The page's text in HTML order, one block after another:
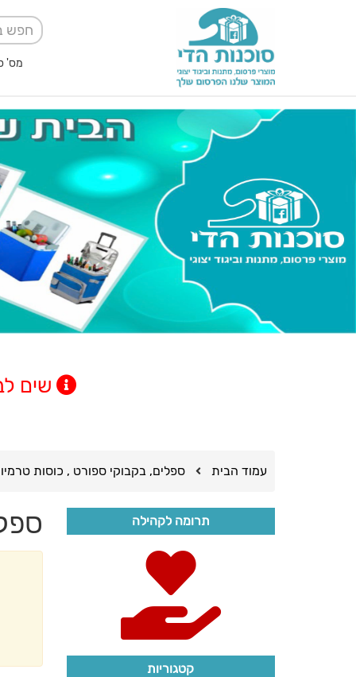
מס' ספק אגודה
שים לב!
עמוד הבית ספלים, בקבוקי ספורט , כוסות
תרומה לקהילה
קטגוריות